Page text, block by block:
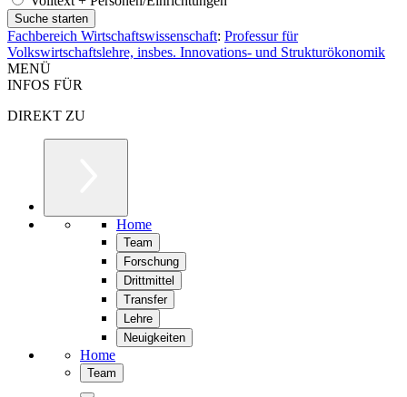
Fachbereich Wirtschaftswissenschaft: Professur für
Volkswirtschaftslehre, insbes. Innovations- und Strukturökonomik
MENÜ
INFOS FÜR
DIREKT ZU
Home
Team
Forschung
Drittmittel
Transfer
Lehre
Neuigkeiten
Home
Team